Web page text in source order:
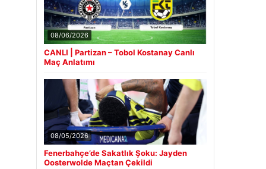
08/06/2026
CANLI | Partizan – Tobol Kostanay Canlı
Maç Anlatımı
08/05/2026
Fenerbahçe’de Sakatlık Şoku: Jayden
Oosterwolde Maçtan Çekildi